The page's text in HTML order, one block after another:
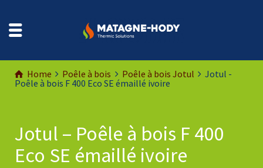
Home Poêle à bois Poêle à bois Jotul
Jotul -
Poêle à bois F 400 Eco SE émaillé ivoire
Jotul – Poêle à bois F 400
Eco SE émaillé ivoire